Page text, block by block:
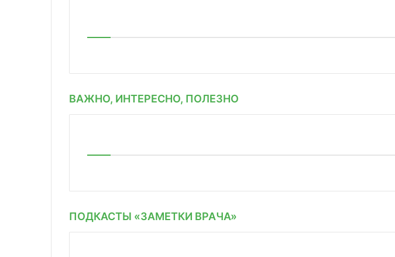
ВАЖНО, ИНТЕРЕСНО, ПОЛЕЗНО
ПОДКАСТЫ «ЗАМЕТКИ ВРАЧА»